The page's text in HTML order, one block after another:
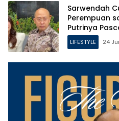
Sarwendah
Perempuan
Putrinya
LIFESTYLE 24